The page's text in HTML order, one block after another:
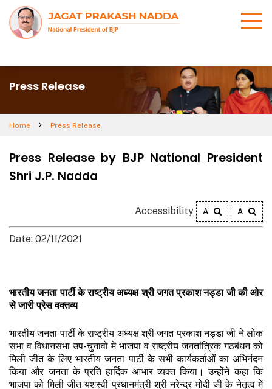
Press Release
Home Press Release
Press Release by BJP National President
Shri J.P. Nadda
Accessibility A A
Date: 02/11/2021
भारतीय जनता पार्टी के राष्ट्रीय अध्यक्ष श्री जगत प्रकाश नड्डा जी की ओर
से जारी प्रेस वक्तव्य
भारतीय जनता पार्टी के राष्ट्रीय अध्यक्ष श्री जगत प्रकाश नड्डा जी ने लोक
सभा व विधानसभा उप-चुनावों में भाजपा व राष्ट्रीय जनतांत्रिक गठबंधन को
मिली जीत के लिए भारतीय जनता पार्टी के सभी कार्यकर्ताओं का अभिनंदन
किया और जनता के प्रति हार्दिक आभार व्यक्त किया। उन्होंने कहा कि
भाजपा को मिली जीत यशस्वी प्रधानमंत्री श्री नरेन्द्र मोदी जी के नेतृत्व में